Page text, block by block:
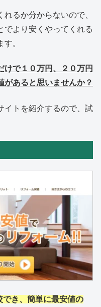
るか分からないので、
でより安くやってくれる
。
けで１０万円、２０万円
があると思いませんか？
イトを紹介するので、試
き、簡単に最安値の